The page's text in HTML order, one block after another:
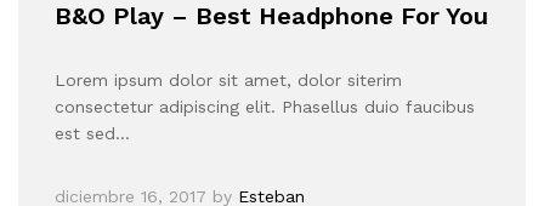
B&O Play – Best Headphone For You
Lorem ipsum dolor sit amet, dolor siterim
consectetur adipiscing elit. Phasellus duio faucibus
est sed…
diciembre 16, 2017 by Esteban